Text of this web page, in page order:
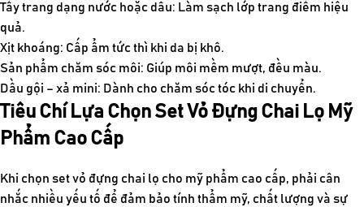
Tẩy trang dạng nước hoặc dầu: Làm sạch lớp trang điểm hiệu
quả.
Xịt khoáng: Cấp ẩm tức thì khi da bị khô.
Sản phẩm chăm sóc môi: Giúp môi mềm mượt, đều màu.
Dầu gội – xả mini: Dành cho chăm sóc tóc khi di chuyển.
Tiêu Chí Lựa Chọn Set Vỏ Đựng Chai Lọ Mỹ
Phẩm Cao Cấp
Khi chọn set vỏ đựng chai lọ cho mỹ phẩm cao cấp, phải cân
nhắc nhiều yếu tố để đảm bảo tính thẩm mỹ, chất lượng và sự